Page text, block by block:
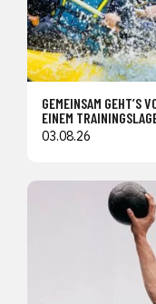
GEMEINSAM GEHT’S
EINEM
03.08.26